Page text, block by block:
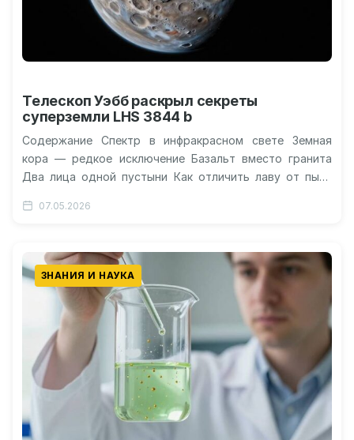
Телескоп Уэбб раскрыл секреты
суперземли LHS 3844 b
Содержание Спектр в инфракрасном свете Земная
кора — редкое исключение Базальт вместо гранита
Два лица одной пустыни Как отличить лаву от пыли
07.05.2026
ЗНАНИЯ И НАУКА